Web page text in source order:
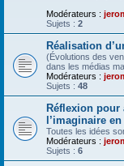
Modérateurs :
Sujets : 2
Réalisation
(Évolutions des
dans les médias
Modérateurs :
Sujets : 48
Réflexion
l’imaginaire
Toutes les idées
Modérateurs :
Sujets : 6